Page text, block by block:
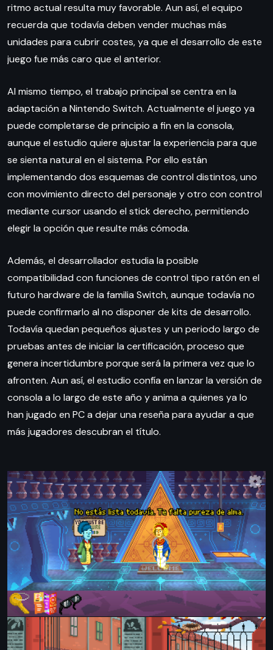
ritmo actual resulta muy favorable. Aun así, el equipo
recuerda que todavía deben vender muchas más
unidades para cubrir costes, ya que el desarrollo de este
juego fue más caro que el anterior.
Al mismo tiempo, el trabajo principal se centra en la
adaptación a Nintendo Switch. Actualmente el juego ya
puede completarse de principio a fin en la consola,
aunque el estudio quiere ajustar la experiencia para que
se sienta natural en el sistema. Por ello están
implementando dos esquemas de control distintos, uno
con movimiento directo del personaje y otro con control
mediante cursor usando el stick derecho, permitiendo
elegir la opción que resulte más cómoda.
Además, el desarrollador estudia la posible
compatibilidad con funciones de control tipo ratón en el
futuro hardware de la familia Switch, aunque todavía no
puede confirmarlo al no disponer de kits de desarrollo.
Todavía quedan pequeños ajustes y un periodo largo de
pruebas antes de iniciar la certificación, proceso que
genera incertidumbre porque será la primera vez que lo
afronten. Aun así, el estudio confía en lanzar la versión de
consola a lo largo de este año y anima a quienes ya lo
han jugado en PC a dejar una reseña para ayudar a que
más jugadores descubran el título.